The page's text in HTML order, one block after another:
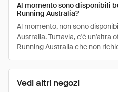
Vedi altri negozi
Al momento sono disponibili
Running Australia?
Al momento, non sono
Australia. Tuttavia, c'è un'altra
Running Australia che non